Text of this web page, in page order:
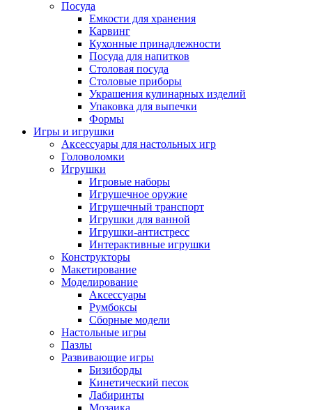
Посуда
Емкости для хранения
Карвинг
Кухонные принадлежности
Посуда для напитков
Столовая посуда
Столовые приборы
Украшения кулинарных изделий
Упаковка для выпечки
Формы
Игры и игрушки
Аксессуары для настольных игр
Головоломки
Игрушки
Игровые наборы
Игрушечное оружие
Игрушечный транспорт
Игрушки для ванной
Игрушки-антистресс
Интерактивные игрушки
Конструкторы
Макетирование
Моделирование
Аксессуары
Румбоксы
Сборные модели
Настольные игры
Пазлы
Развивающие игры
Бизиборды
Кинетический песок
Лабиринты
Мозаика